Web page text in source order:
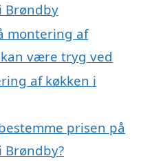
Brøndby
montering af
være tryg ved
af køkken i
prisen på
Brøndby?